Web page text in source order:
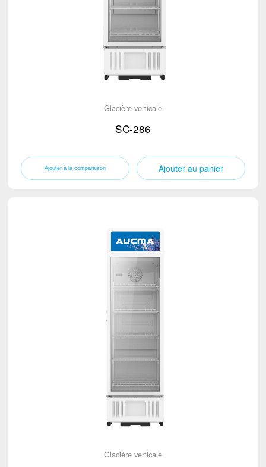
Glacière verticale
SC-286
Ajouter au panier
Glacière verticale